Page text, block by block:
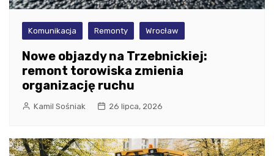
Komunikacja Remonty Wrocław
Nowe objazdy na Trzebnickiej:
remont torowiska zmienia
organizację ruchu
Kamil Sośniak 26 lipca, 2026